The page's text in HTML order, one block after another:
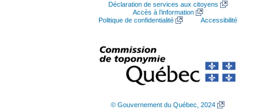
Déclaration de services aux citoyens
Accès à l’information
Politique de confidentialité
Accessibilité
© Gouvernement du Québec, 2024